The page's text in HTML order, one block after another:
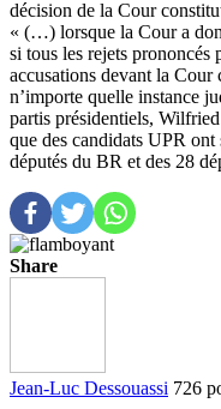
décision de la Cour
« (…) lorsque la Cour a
si tous les rejets
accusations devant la
n’importe quelle instance
partis présidentiels,
que des candidats UPR
députés du BR et des 28
Share
Jean-Luc Dessouassi 726